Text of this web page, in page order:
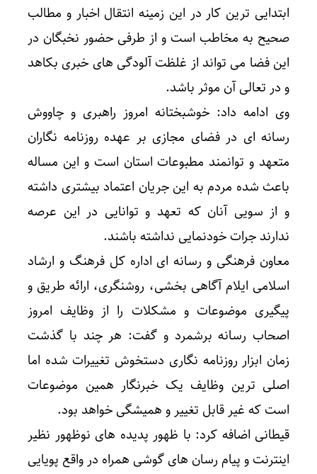
ابتدایی ترین کار در این زمینه انتقال اخبار و مطالب
صحیح به مخاطب است و از طرفی حضور نخبگان در
این فضا می تواند از غلظت آلودگی های خبری بکاهد
و در تعالی آن موثر باشد.
وی ادامه داد: خوشبختانه امروز راهبری و چاووش
رسانه ای در فضای مجازی بر عهده روزنامه نگاران
متعهد و توانمند مطبوعات استان است و این مساله
باعث شده مردم به این جریان اعتماد بیشتری داشته
و از سویی آنان که تعهد و توانایی در این عرصه
ندارند جرات خودنمایی نداشته باشند.
معاون فرهنگی و رسانه ای اداره کل فرهنگ و ارشاد
اسلامی ایلام آگاهی بخشی، روشنگری، ارائه طریق و
پیگیری موضوعات و مشکلات را از وظایف امروز
اصحاب رسانه برشمرد و گفت: هر چند با گذشت
زمان ابزار روزنامه نگاری دستخوش تغییرات شده اما
اصلی ترین وظایف یک خبرنگار همین موضوعات
است که غیر قابل تغییر و همیشگی خواهد بود.
قیطانی اضافه کرد: با ظهور پدیده های نوظهور نظیر
اینترنت و پیام رسان های گوشی همراه در واقع پویایی